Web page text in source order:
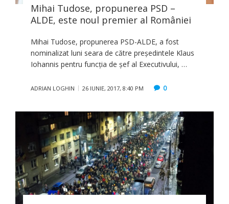
Mihai Tudose, propunerea PSD –
ALDE, este noul premier al României
Mihai Tudose, propunerea PSD-ALDE, a fost
nominalizat luni seara de către preşedintele Klaus
Iohannis pentru funcţia de şef al Executivului, …
ADRIAN LOGHIN 26 IUNIE, 2017, 8:40 PM 0